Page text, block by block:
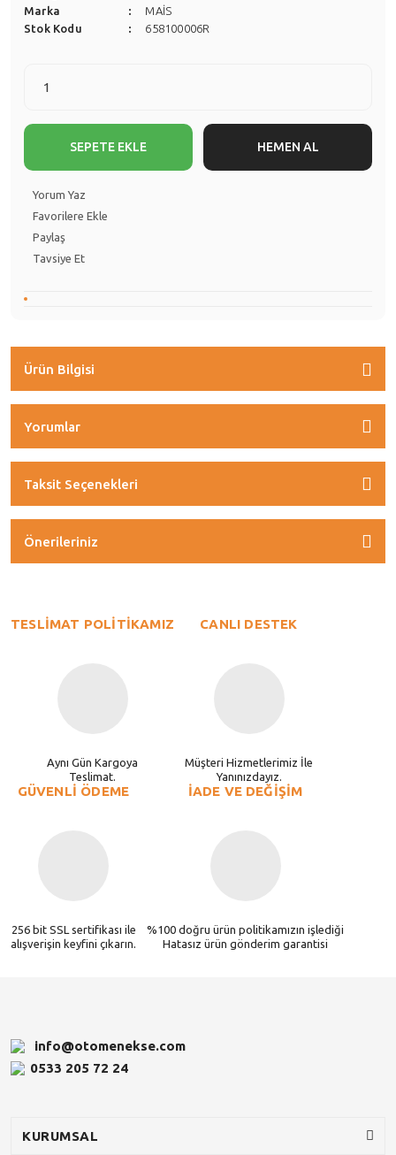
Marka
MAİS
Stok Kodu
658100006R
SEPETE EKLE HEMEN AL
Yorum Yaz
Paylaş
Tavsiye Et
Ürün Bilgisi
Yorumlar
Taksit Seçenekleri
Önerileriniz
TESLİMAT POLİTİKAMIZ
Aynı Gün Kargoya
Teslimat.
CANLI DESTEK
Müşteri Hizmetlerimiz İle
Yanınızdayız.
GÜVENLİ ÖDEME
256 bit SSL sertifikası ile
alışverişin keyfini çıkarın.
İADE VE DEĞİŞİM
%100 doğru ürün politikamızın işlediği
Hatasız ürün gönderim garantisi
info@otomenekse.com
0533 205 72 24
KURUMSAL